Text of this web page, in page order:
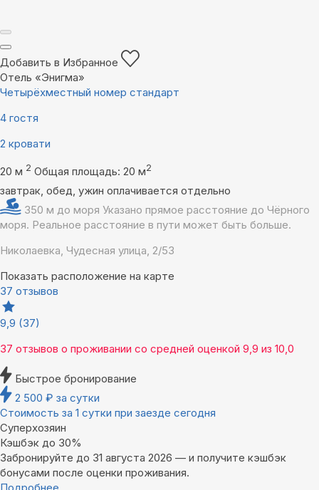
Добавить в Избранное
Отель «Энигма»
Четырёхместный номер стандарт
4 гостя
2 кровати
20 м 2 Общая площадь: 20 м2
завтрак, обед, ужин оплачивается отдельно
350 м до моря Указано прямое расстояние до Чёрного
моря. Реальное расстояние в пути может быть больше.
Николаевка, Чудесная улица, 2/53
Показать расположение на карте
37 отзывов
9,9 (37)
37 отзывов о проживании со средней оценкой 9,9 из 10,0
Быстрое бронирование
2 500 ₽ за сутки
Стоимость за 1 сутки при заезде сегодня
Суперхозяин
Кэшбэк до 30%
Забронируйте до 31 августа 2026 — и получите кэшбэк
бонусами после оценки проживания.